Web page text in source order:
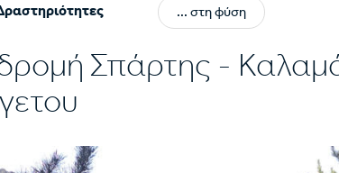
... στη φύση
Σπάρτης -